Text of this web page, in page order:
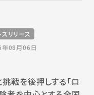
リリース
08月06日
戦を後押しする「ロ